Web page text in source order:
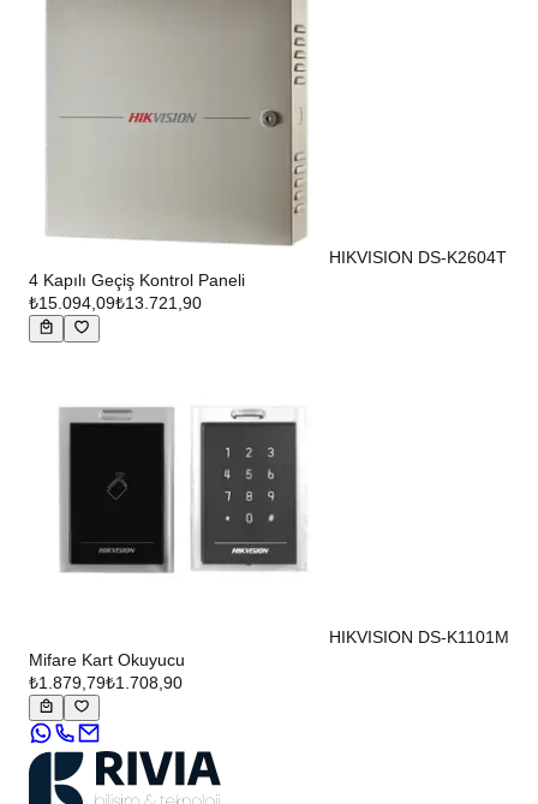
HIKVISION DS-K2604T
4 Kapılı Geçiş Kontrol Paneli
₺15.094,09₺13.721,90
HIKVISION DS-K1101M
Mifare Kart Okuyucu
₺1.879,79₺1.708,90